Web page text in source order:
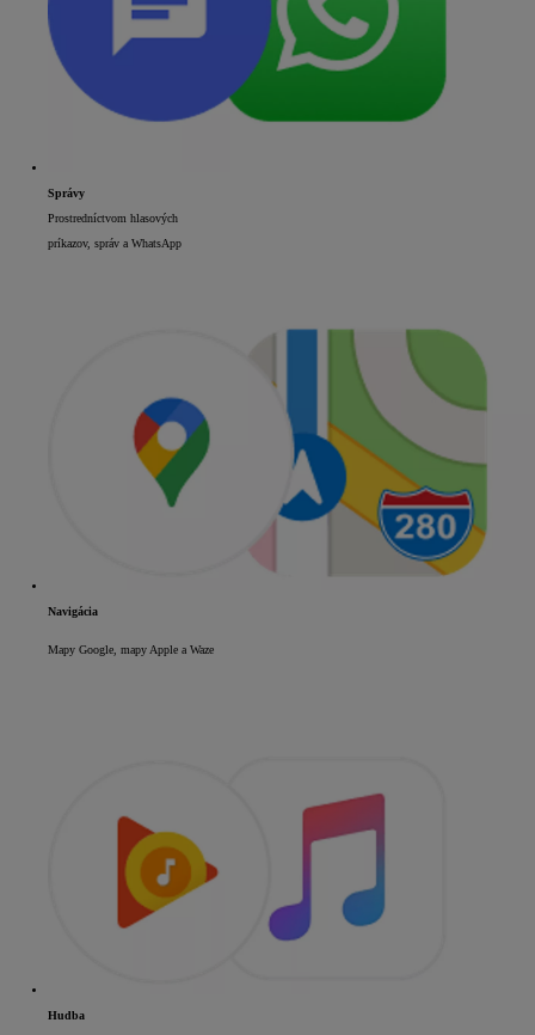
Správy
Prostredníctvom hlasových
príkazov, správ a WhatsApp
Navigácia
Mapy Google, mapy Apple a Waze
Hudba